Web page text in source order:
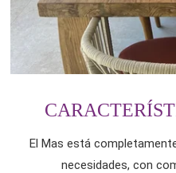
El Mas está
necesidades, con